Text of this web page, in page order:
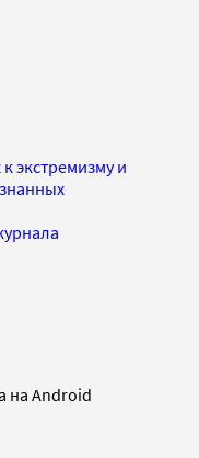
экстремизму и
на Android